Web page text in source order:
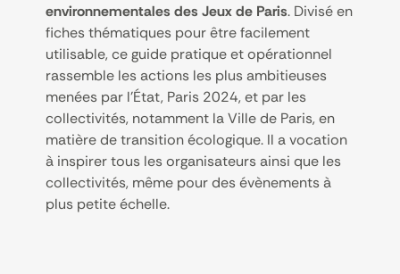
environnementales des Jeux de Paris. Divisé en
fiches thématiques pour être facilement
utilisable, ce guide pratique et opérationnel
rassemble les actions les plus ambitieuses
menées par l’État, Paris 2024, et par les
collectivités, notamment la Ville de Paris, en
matière de transition écologique. Il a vocation
à inspirer tous les organisateurs ainsi que les
collectivités, même pour des évènements à
plus petite échelle.